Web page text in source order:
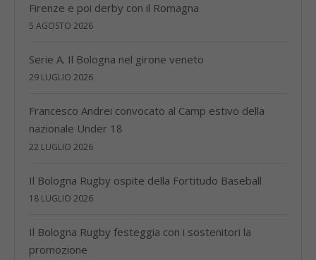
Firenze e poi derby con il Romagna
5 AGOSTO 2026
Serie A. Il Bologna nel girone veneto
29 LUGLIO 2026
Francesco Andrei convocato al Camp estivo della
nazionale Under 18
22 LUGLIO 2026
Il Bologna Rugby ospite della Fortitudo Baseball
18 LUGLIO 2026
Il Bologna Rugby festeggia con i sostenitori la
promozione